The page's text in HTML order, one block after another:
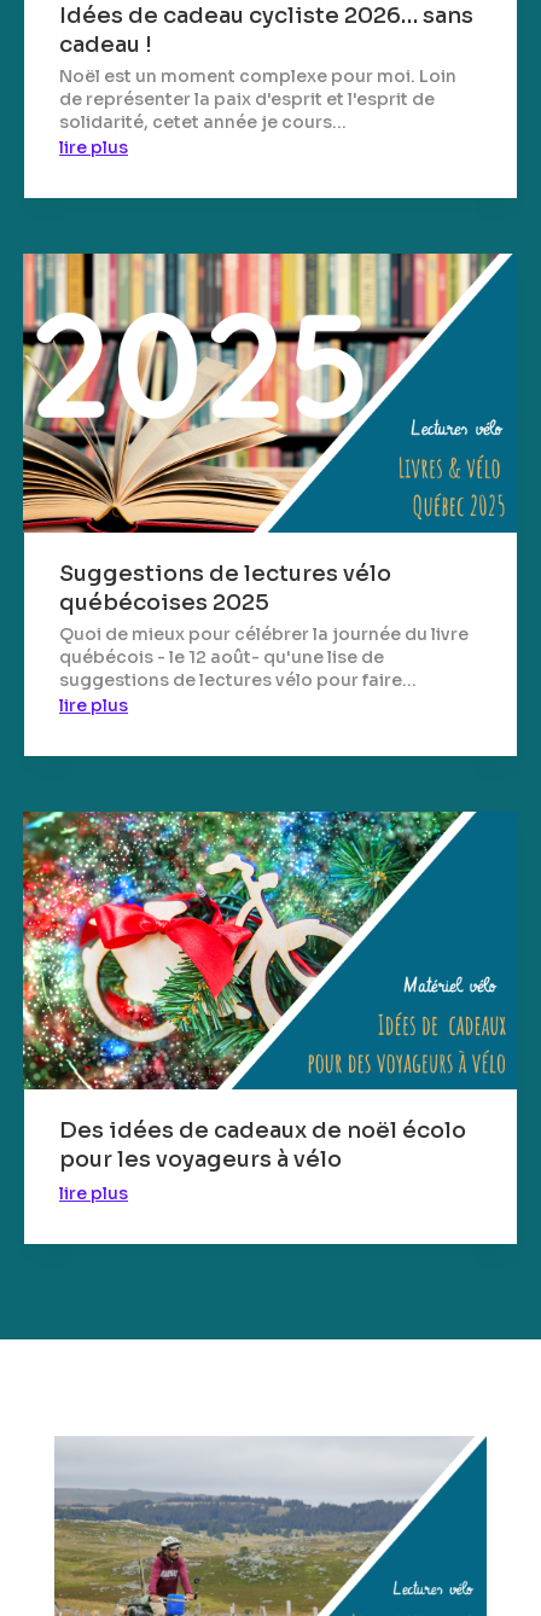
Idées de cadeau cycliste 2026… sans
cadeau !
Noël est un moment complexe pour moi. Loin
de représenter la paix d'esprit et l'esprit de
solidarité, cetet année je cours...
lire plus
Suggestions de lectures vélo
québécoises 2025
Quoi de mieux pour célébrer la journée du livre
québécois - le 12 août- qu'une lise de
suggestions de lectures vélo pour faire...
lire plus
Des idées de cadeaux de noël écolo
pour les voyageurs à vélo
lire plus